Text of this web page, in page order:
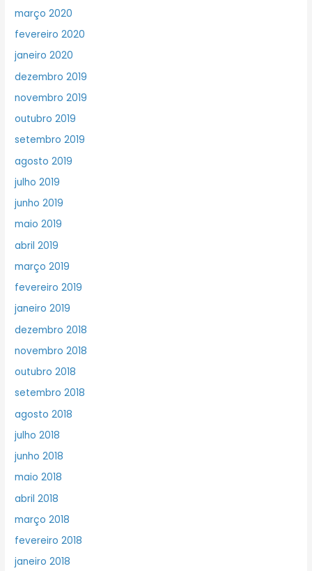
março 2020
fevereiro 2020
janeiro 2020
dezembro 2019
novembro 2019
outubro 2019
setembro 2019
agosto 2019
julho 2019
junho 2019
maio 2019
abril 2019
março 2019
fevereiro 2019
janeiro 2019
dezembro 2018
novembro 2018
outubro 2018
setembro 2018
agosto 2018
julho 2018
junho 2018
maio 2018
abril 2018
março 2018
fevereiro 2018
janeiro 2018